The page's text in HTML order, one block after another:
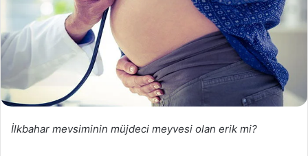
İlkbahar mevsiminin müjdeci meyvesi olan erik mi?